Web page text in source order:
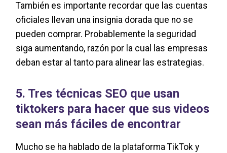
También es importante recordar que las cuentas
oficiales llevan una insignia dorada que no se
pueden comprar. Probablemente la seguridad
siga aumentando, razón por la cual las empresas
deban estar al tanto para alinear las estrategias.
5. Tres técnicas SEO que usan
tiktokers para hacer que sus videos
sean más fáciles de encontrar
Mucho se ha hablado de la plataforma TikTok y